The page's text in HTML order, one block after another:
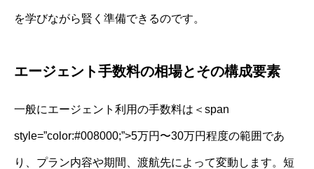
を学びながら賢く準備できるのです。
エージェント手数料の相場とその構成要素
一般にエージェント利用の手数料は＜span
style=”color:#008000;”>5万円〜30万円程度の範囲であ
り、プラン内容や期間、渡航先によって変動します。短